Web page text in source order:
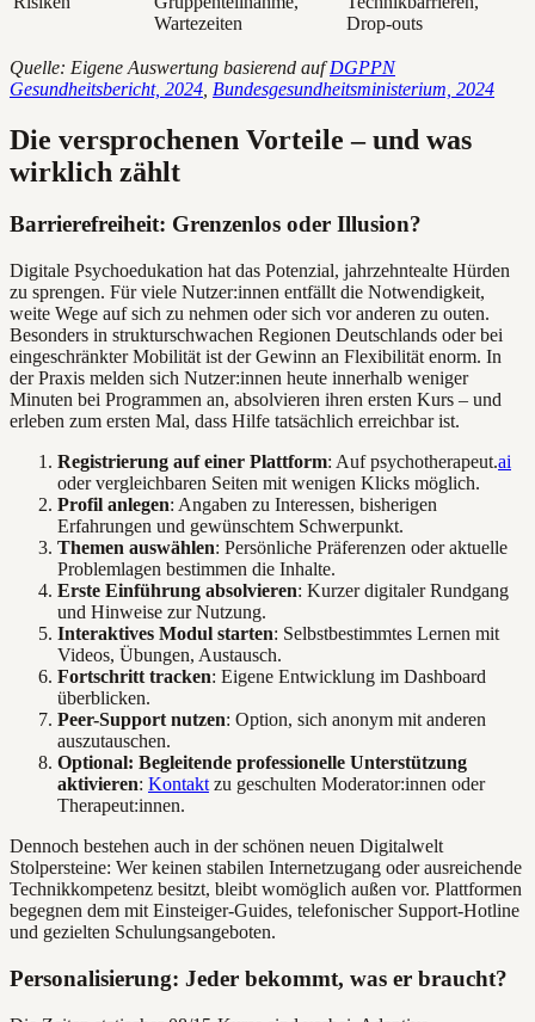
Wartezeiten
Drop-outs
Quelle: Eigene Auswertung basierend aufDGPPN
Gesundheitsbericht, 2024 Bundesgesundheitsministerium, 2024
Die versprochenen Vorteile – und was
wirklich zählt
Barrierefreiheit: Grenzenlos oder Illusion?
Digitale Psychoedukation hat das Potenzial, jahrzehntealte Hürden
zu sprengen. Für viele Nutzer:innen entfällt die Notwendigkeit,
weite Wege auf sich zu nehmen oder sich vor anderen zu outen.
Besonders in strukturschwachen Regionen Deutschlands oder bei
eingeschränkter Mobilität ist der Gewinn an Flexibilität enorm. In
der Praxis melden sich Nutzer:innen heute innerhalb weniger
Minuten bei Programmen an, absolvieren ihren ersten Kurs – und
erleben zum ersten Mal, dass Hilfe tatsächlich erreichbar ist.
Registrierung auf einer Plattform: Auf psychotherapeut.ai
oder vergleichbaren Seiten mit wenigen Klicks möglich.
Profil anlegen: Angaben zu Interessen, bisherigen
Erfahrungen und gewünschtem Schwerpunkt.
Themen auswählen: Persönliche Präferenzen oder aktuelle
Problemlagen bestimmen die Inhalte.
Erste Einführung absolvieren: Kurzer digitaler Rundgang
und Hinweise zur Nutzung.
Interaktives Modul starten: Selbstbestimmtes Lernen mit
Videos, Übungen, Austausch.
Fortschritt tracken: Eigene Entwicklung im Dashboard
überblicken.
Peer-Support nutzen: Option, sich anonym mit anderen
auszutauschen.
Optional: Begleitende professionelle Unterstützung
aktivieren: Kontakt zu geschulten Moderator:innen oder
Therapeut:innen.
Dennoch bestehen auch in der schönen neuen Digitalwelt
Stolpersteine: Wer keinen stabilen Internetzugang oder ausreichende
Technikkompetenz besitzt, bleibt womöglich außen vor. Plattformen
begegnen dem mit Einsteiger-Guides, telefonischer Support-Hotline
und gezielten Schulungsangeboten.
Personalisierung: Jeder bekommt, was er braucht?